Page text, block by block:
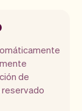
de
reservado